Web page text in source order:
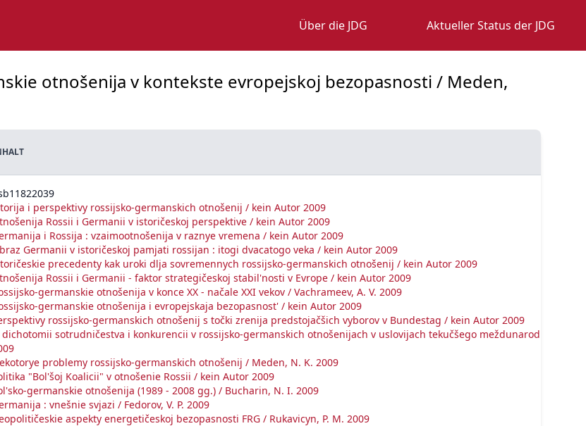
Über die JDG Aktueller Status der JDG
otnošenija v kontekste evropejskoj bezopasnosti / Meden,
i perspektivy rossijsko-germanskich otnošenij / kein Autor 2009
Rossii i Germanii v istoričeskoj perspektive / kein Autor 2009
i Rossija : vzaimootnošenija v raznye vremena / kein Autor 2009
Germanii v istoričeskoj pamjati rossijan : itogi dvacatogo veka / kein Autor 2009
precedenty kak uroki dlja sovremennych rossijsko-germanskich otnošenij / kein Autor 2009
Rossii i Germanii - faktor strategičeskoj stabil'nosti v Evrope / kein Autor 2009
germanskie otnošenija v konce XX - načale XXI vekov / Vachrameev, A. V. 2009
germanskie otnošenija i evropejskaja bezopasnost' / kein Autor 2009
rossijsko-germanskich otnošenij s točki zrenija predstojačšich vyborov v Bundestag / kein Autor 2009
dichotomii sotrudničestva i konkurencii v rossijsko-germanskich otnošenijach v uslovijach tekučšego meždunarodnogo
problemy rossijsko-germanskich otnošenij / Meden, N. K. 2009
"Bol'šoj Koalicii" v otnošenie Rossii / kein Autor 2009
germanskie otnošenija (1989 - 2008 gg.) / Bucharin, N. I. 2009
: vnešnie svjazi / Fedorov, V. P. 2009
aspekty energetičeskoj bezopasnosti FRG / Rukavicyn, P. M. 2009